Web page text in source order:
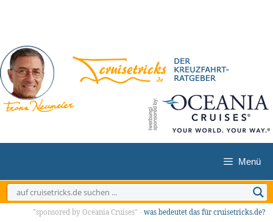
springen
Menü
"sponsored by Oceania Cruises" - was bedeutet das für cruisetricks.de?